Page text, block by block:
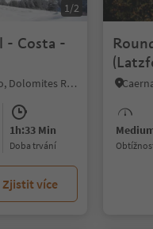
1/2
- Costa -
San Vigilio, Al Plan/San Vigilio, Dolomites Region Kronplatz/Plan de Corones
1h:33 Min
doba trvání
Zjistit více